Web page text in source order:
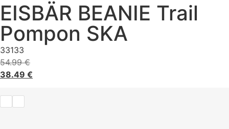
EISBÄR BEANIE Trail
Pompon SKA
33133
54.99€
38.49 €